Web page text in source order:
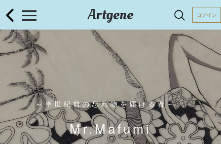
Artgene ログイン
～半世紀前の忘れ物を届ける者～
Mr.Mafumi